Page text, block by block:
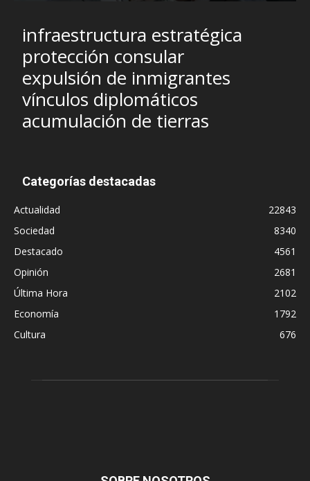
infraestructura estratégica
protección consular
expulsión de inmigrantes
vínculos diplomáticos
acumulación de tierras
Categorías destacadas
Actualidad
22843
Sociedad
8340
Destacado
4561
Opinión
2681
Última Hora
2102
Economía
1792
Cultura
676